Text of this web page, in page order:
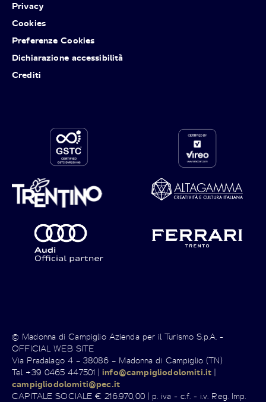
Privacy
Cookies
Preferenze Cookies
Dichiarazione accessibilità
Crediti
© Madonna di Campiglio Azienda per il Turismo S.p.A. -
OFFICIAL WEB SITE
Via Pradalago 4 – 38086 – Madonna di Campiglio (TN)
Tel +39 0465 447501 |info@campigliodolomiti.it |
campigliodolomiti@pec.it
CAPITALE SOCIALE € 216.970,00 | p. iva - c.f. - i.v. Reg. Imp.